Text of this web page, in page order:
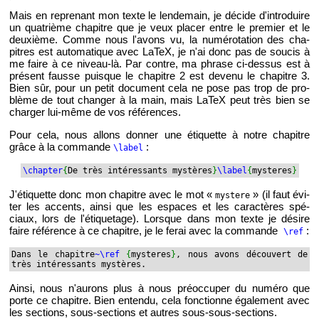
Mais en re­pre­nant mon texte le len­de­main, je dé­cide d'in­tro­duire
un qua­trième cha­pitre que je veux pla­cer entre le pre­mier et le
deuxième. Comme nous l'avons vu, la nu­mé­ro­ta­tion des cha­
pitres est au­to­ma­tique avec LaTeX, je n'ai donc pas de sou­cis à
me faire à ce ni­veau-là. Par contre, ma phrase ci-des­sus est à
pré­sent fausse puisque le cha­pitre 2 est de­venu le cha­pitre 3.
Bien sûr, pour un petit do­cu­ment cela ne pose pas trop de pro­
blème de tout chan­ger à la main, mais LaTeX peut très bien se
char­ger lui-même de vos ré­fé­rences.
Pour cela, nous al­lons don­ner une éti­quette à notre cha­pitre
grâce à la com­mande \label :
\chap­ter{ De très in­té­res­sants mys­tères }\label{mys­teres }
J'éti­quette donc mon cha­pitre avec le mot « mys­tere » (il faut évi­
ter les ac­cents, ainsi que les es­paces et les ca­rac­tères spé­
ciaux, lors de l'éti­que­tage). Lorsque dans mon texte je dé­sire
faire ré­fé­rence à ce cha­pitre, je le ferai avec la com­mande \ref :
Dans le cha­pitre~\ref {mys­teres} , nous avons dé­cou­vert de
très in­té­res­sants mys­tères.
Ainsi, nous n'au­rons plus à nous pré­oc­cu­per du nu­méro que
porte ce cha­pitre. Bien en­tendu, cela fonc­tionne éga­le­ment avec
les sec­tions, sous-sec­tions et autres sous-sous-sec­tions.